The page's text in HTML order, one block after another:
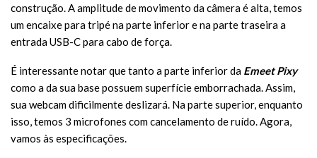
construção. A amplitude de movimento da câmera é alta, temos
um encaixe para tripé na parte inferior e na parte traseira a
entrada USB-C para cabo de força.
É interessante notar que tanto a parte inferior da Emeet Pixy
como a da sua base possuem superfície emborrachada. Assim,
sua webcam dificilmente deslizará. Na parte superior, enquanto
isso, temos 3 microfones com cancelamento de ruído. Agora,
vamos às especificações.